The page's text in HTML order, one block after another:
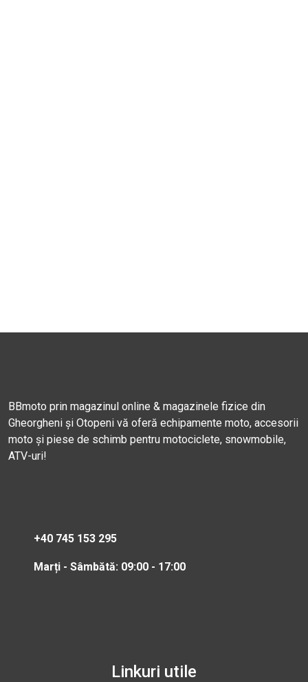
BBmoto prin magazinul online & magazinele fizice din
Gheorgheni și Otopeni vă oferă echipamente moto, accesorii
moto și piese de schimb pentru motociclete, snowmobile,
ATV-uri!
+40 745 153 295
Marți - Sâmbătă: 09:00 - 17:00
Linkuri utile